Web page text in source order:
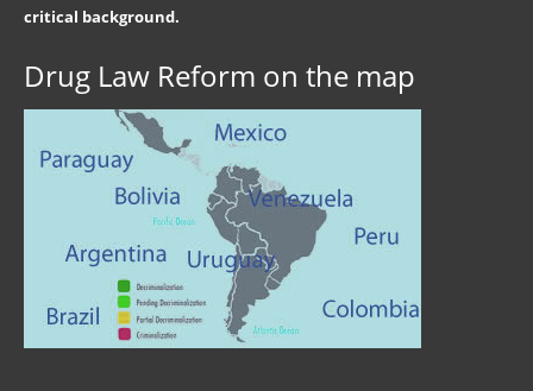
critical background.
Drug Law Reform on the map